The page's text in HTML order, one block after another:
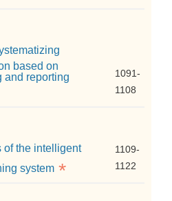
based on
and reporting
1091-
1108
of the intelligent
system *
1109-
1122